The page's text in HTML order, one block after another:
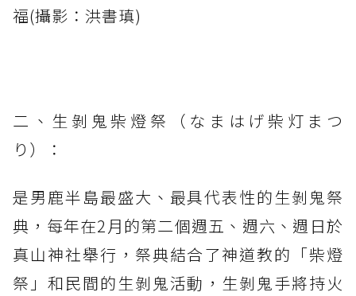
福(攝影：洪書瑱)
二、生剝鬼柴燈祭（なまはげ柴灯まつ
り）：
是男鹿半島最盛大、最具代表性的生剝鬼祭
典，每年在2月的第二個週五、週六、週日於
真山神社舉行，祭典結合了神道教的「柴燈
祭」和民間的生剝鬼活動，生剝鬼手將持火